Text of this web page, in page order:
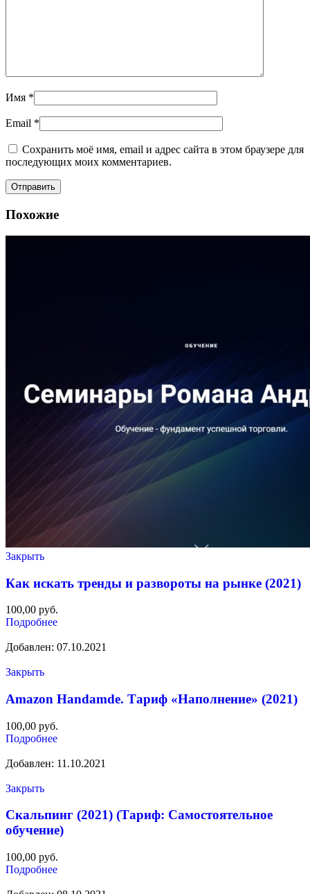
Имя *
Email *
Сохранить моё имя, email и адрес сайта в этом браузере для
последующих моих комментариев.
Похожие
Закрыть
Как искать тренды и развороты на рынке (2021)
100,00 руб.
Подробнее
Добавлен: 07.10.2021
Закрыть
Amazon Handamde. Тариф «Наполнение» (2021)
100,00 руб.
Подробнее
Добавлен: 11.10.2021
Закрыть
Скальпинг (2021) (Тариф: Самостоятельное
обучение)
100,00 руб.
Подробнее